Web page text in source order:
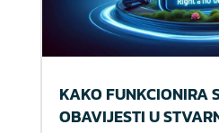
KAKO FUNKCIONIRA
OBAVIJESTI U